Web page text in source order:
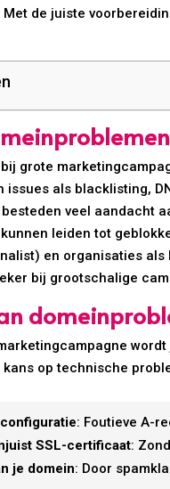
de juiste
grote
issues als blacklisting,
veel aandacht
leiden tot
en organisaties als
bij grootschalige
op technische
: Foutieve A-
SSL-certificaat:
je domein: Door